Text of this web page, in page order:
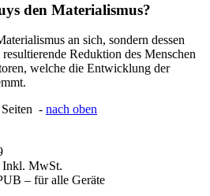
den Materialismus?
an sich, sondern dessen
Reduktion des Menschen
welche die Entwicklung der
Seiten - nach oben
Inkl. MwSt.
– für alle Geräte